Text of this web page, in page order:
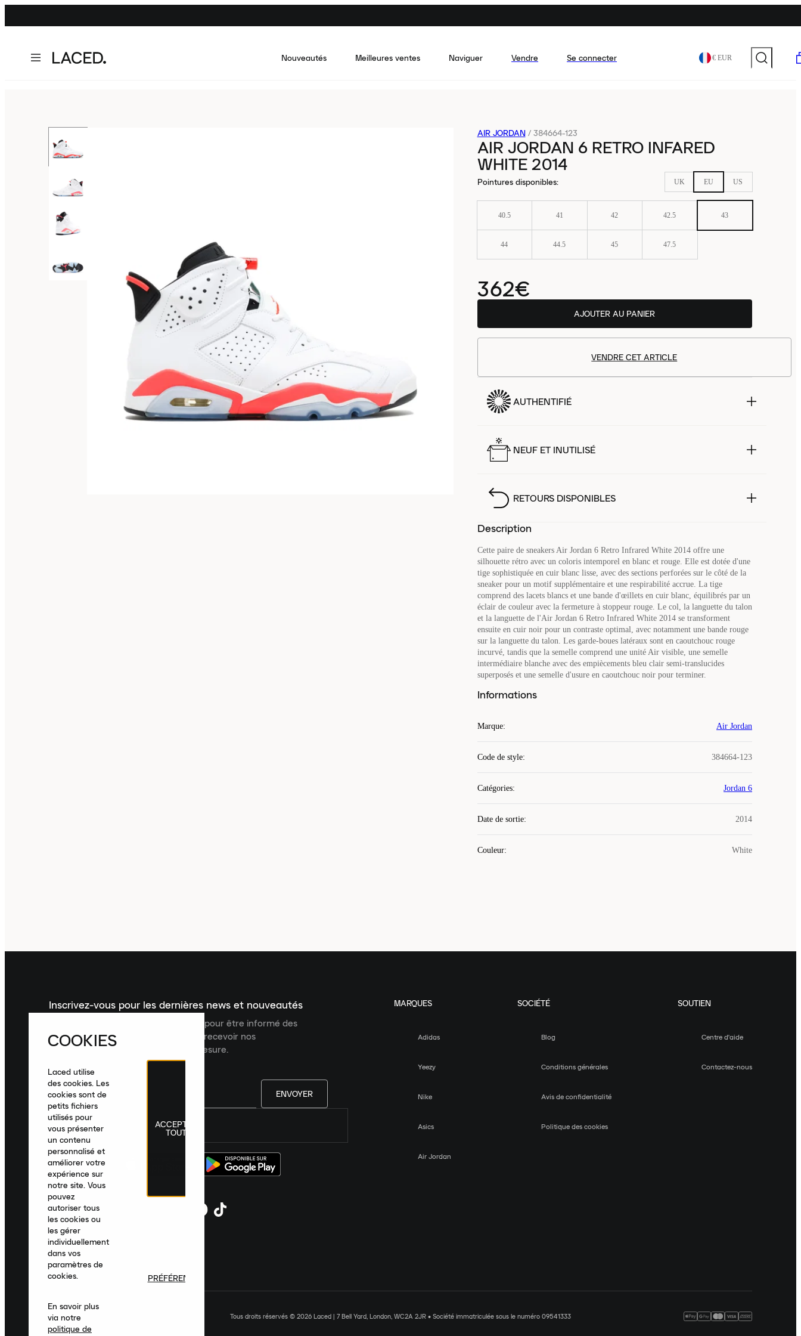
Nouveautés Meilleures ventes Naviguer Vendre Se connecter € EUR
AIR JORDAN / 384664-123
AIR JORDAN 6 RETRO INFARED
WHITE 2014
Pointures disponibles: UK EU US
40.5 41 42 42.5 43
44 44.5 45 47.5
362€
AJOUTER AU PANIER
VENDRE CET ARTICLE
AUTHENTIFIÉ
NEUF ET INUTILISÉ
RETOURS DISPONIBLES
Description
Cette paire de sneakers Air Jordan 6 Retro Infrared White 2014 offre une
silhouette rétro avec un coloris intemporel en blanc et rouge. Elle est dotée d'une
tige sophistiquée en cuir blanc lisse, avec des sections perforées sur le côté de la
sneaker pour un motif supplémentaire et une respirabilité accrue. La tige
comprend des lacets blancs et une bande d'œillets en cuir blanc, équilibrés par un
éclair de couleur avec la fermeture à stoppeur rouge. Le col, la languette du talon
et la languette de l'Air Jordan 6 Retro Infrared White 2014 se transforment
ensuite en cuir noir pour un contraste optimal, avec notamment une bande rouge
sur la languette du talon. Les garde-boues latéraux sont en caoutchouc rouge
incurvé, tandis que la semelle comprend une unité Air visible, une semelle
intermédiaire blanche avec des empiècements bleu clair semi-translucides
superposés et une semelle d'usure en caoutchouc noir pour terminer.
Informations
Marque: Air Jordan
Code de style: 384664-123
Catégories: Jordan 6
Date de sortie: 2014
Couleur: White
Inscrivez-vous pour les dernières news et nouveautés
Inscrivez-vous à la newsletter Laced pour être informé des
dernières nouveautés, collections et recevoir nos
recommandations de produits sur mesure.
ENVOYER
France|Français
MARQUES
Adidas
Yeezy
Nike
Asics
Air Jordan
SOCIÉTÉ
Blog
Conditions générales
Avis de confidentialité
Politique des cookies
SOUTIEN
Centre d'aide
Contactez-nous
Tous droits réservés © 2026 Laced | 7 Bell Yard, London, WC2A 2JR • Société immatriculée sous le numéro 09541333
COOKIES
Laced utilise
des cookies. Les
cookies sont de
petits fichiers
utilisés pour
vous présenter
un contenu
personnalisé et
améliorer votre
expérience sur
notre site. Vous
pouvez
autoriser tous
les cookies ou
les gérer
individuellement
dans vos
paramètres de
cookies.
En savoir plus
via notre
politique de
ACCEPTER
TOUT
PRÉFÉRENCES